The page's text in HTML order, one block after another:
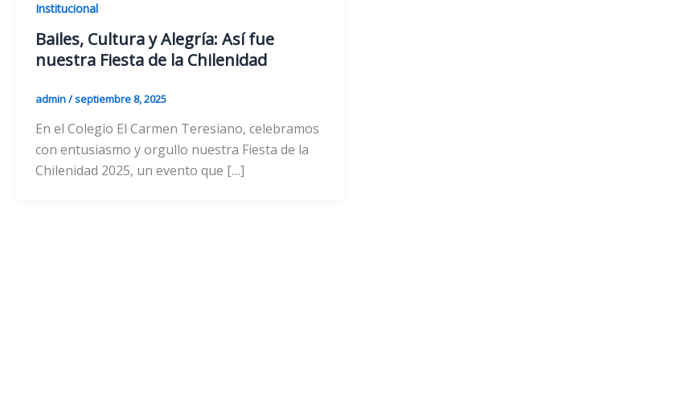
Institucional
Bailes, Cultura y Alegría: Así fue
nuestra Fiesta de la Chilenidad
admin/septiembre 8, 2025
En el Colegio El Carmen Teresiano, celebramos
con entusiasmo y orgullo nuestra Fiesta de la
Chilenidad 2025, un evento que […]